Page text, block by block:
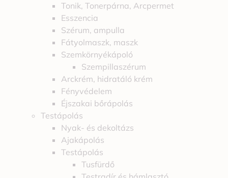
Tonik, Tonerpárna, Arcpermet
Esszencia
Szérum, ampulla
Fátyolmaszk, maszk
Szemkörnyékápoló
Szempillaszérum
Arckrém, hidratáló krém
Fényvédelem
Éjszakai bőrápolás
Testápolás
Nyak- és dekoltázs
Ajakápolás
Testápolás
Tusfürdő